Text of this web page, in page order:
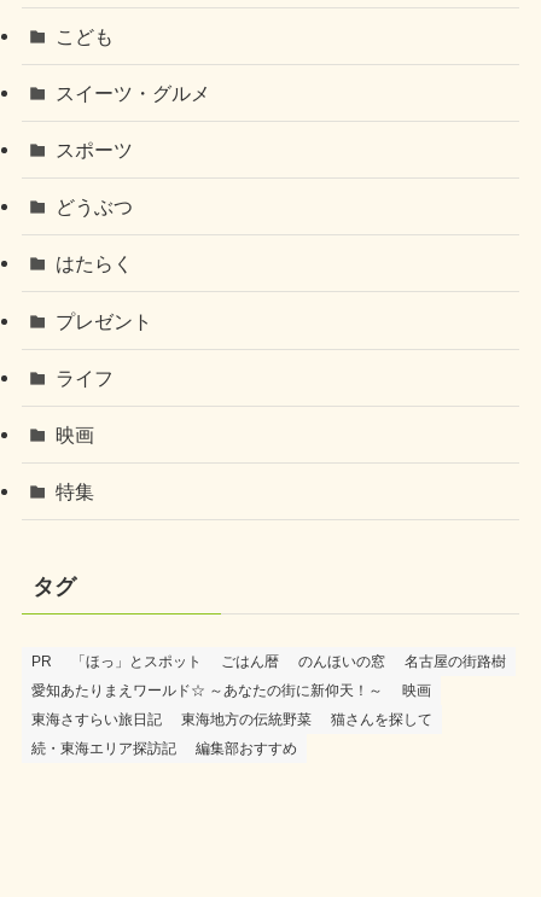
こども
スイーツ・グルメ
スポーツ
どうぶつ
はたらく
プレゼント
ライフ
映画
特集
タグ
PR 「ほっ」とスポット ごはん暦 のんほいの窓
名古屋の街路樹
愛知あたりまえワールド☆ ～あなたの街に新仰天！～
映画
東海さすらい旅日記
東海地方の伝統野菜
猫さんを探して
続・東海エリア探訪記
編集部おすすめ